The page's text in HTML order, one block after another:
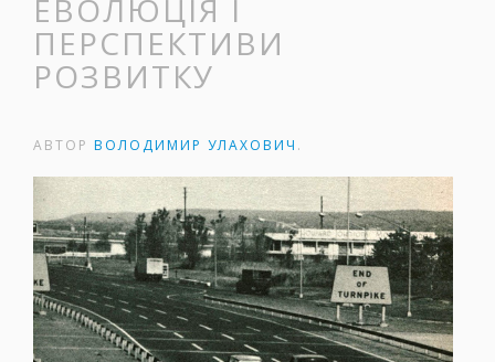
ЕВОЛЮЦІЯ І
ПЕРСПЕКТИВИ
РОЗВИТКУ
АВТОР ВОЛОДИМИР УЛАХОВИЧ .